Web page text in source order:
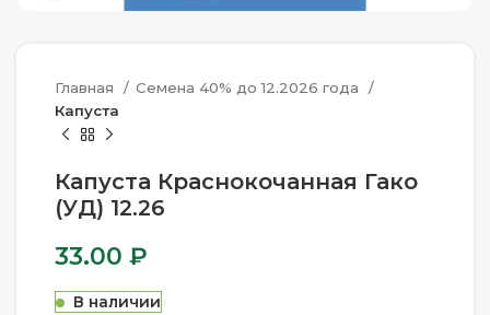
Главная
Семена 40% до 12.2026 года
Капуста
Капуста Краснокочанная Гако
(УД) 12.26
33.00 ₽
В наличии